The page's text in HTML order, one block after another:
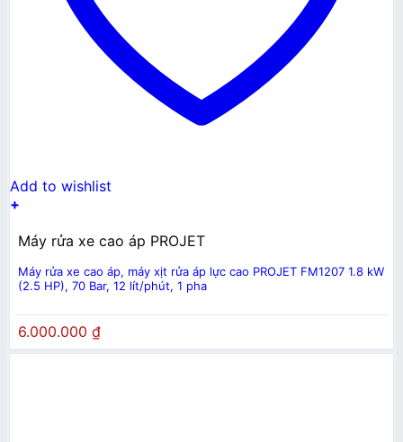
Add to wishlist
+
Máy rửa xe cao áp PROJET
Máy rửa xe cao áp, máy xịt rửa áp lực cao PROJET FM1207 1.8 kW
(2.5 HP), 70 Bar, 12 lít/phút, 1 pha
6.000.000 ₫